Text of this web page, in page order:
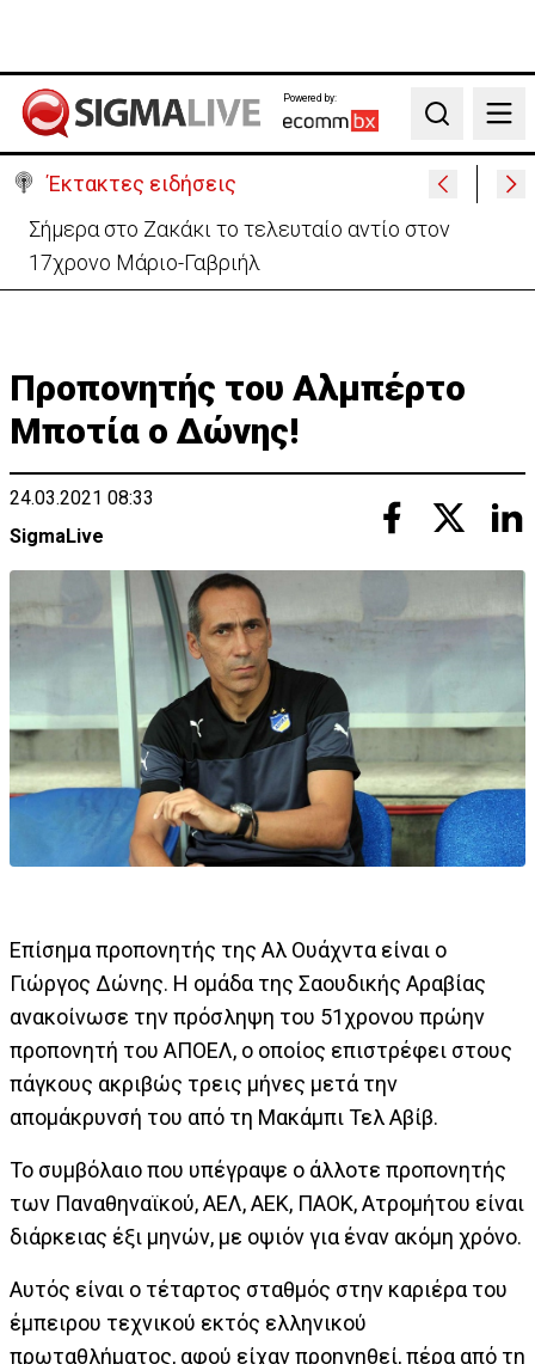
Powered by:
Search
Έκτακτες ειδήσεις
Αίγυπτος και ExxonMobil ενεργοποιούν το σχέδιο
αξιοποίησης Φ.Α από ΑΟΖ Κύπρου
Προπονητής του Αλμπέρτο
Μποτία ο Δώνης!
24.03.2021 08:33
SigmaLive
Επίσημα προπονητής της Αλ Ουάχντα είναι ο
Γιώργος Δώνης. Η ομάδα της Σαουδικής Αραβίας
ανακοίνωσε την πρόσληψη του 51χρονου πρώην
προπονητή του ΑΠΟΕΛ, ο οποίος επιστρέφει στους
πάγκους ακριβώς τρεις μήνες μετά την
απομάκρυνσή του από τη Μακάμπι Τελ Αβίβ.
Το συμβόλαιο που υπέγραψε ο άλλοτε προπονητής
των Παναθηναϊκού, ΑΕΛ, ΑΕΚ, ΠΑΟΚ, Ατρομήτου είναι
διάρκειας έξι μηνών, με οψιόν για έναν ακόμη χρόνο.
Αυτός είναι ο τέταρτος σταθμός στην καριέρα του
έμπειρου τεχνικού εκτός ελληνικού
πρωταθλήματος, αφού είχαν προηγηθεί, πέρα από τη